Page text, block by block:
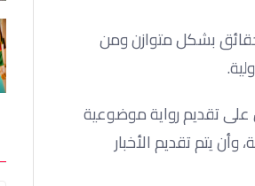
بشكل متوازن ومن
على تقديم رواية موضوعية
يتم تقديم الأخبار